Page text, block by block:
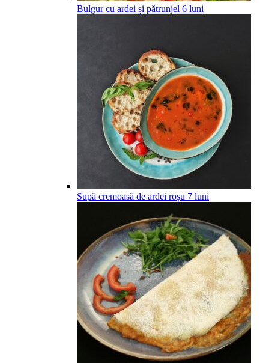
Bulgur cu ardei și pătrunjel 6 luni
Supă cremoasă de ardei roșu 7 luni